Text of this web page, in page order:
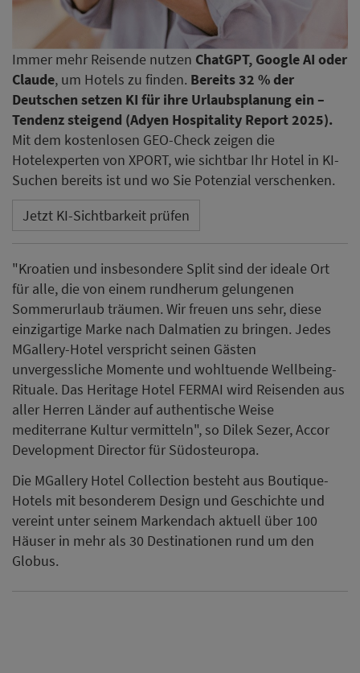
Immer mehr Reisende nutzen ChatGPT, Google AI oder
Claude, um Hotels zu finden. Bereits 32 % der
Deutschen setzen KI für ihre Urlaubsplanung ein –
Tendenz steigend (Adyen Hospitality Report 2025).
Mit dem kostenlosen GEO-Check zeigen die
Hotelexperten von XPORT, wie sichtbar Ihr Hotel in KI-
Suchen bereits ist und wo Sie Potenzial verschenken.
Jetzt KI-Sichtbarkeit prüfen
"Kroatien und insbesondere Split sind der ideale Ort
für alle, die von einem rundherum gelungenen
Sommerurlaub träumen. Wir freuen uns sehr, diese
einzigartige Marke nach Dalmatien zu bringen. Jedes
MGallery-Hotel verspricht seinen Gästen
unvergessliche Momente und wohltuende Wellbeing-
Rituale. Das Heritage Hotel FERMAI wird Reisenden aus
aller Herren Länder auf authentische Weise
mediterrane Kultur vermitteln", so Dilek Sezer, Accor
Development Director für Südosteuropa.
Die MGallery Hotel Collection besteht aus Boutique-
Hotels mit besonderem Design und Geschichte und
vereint unter seinem Markendach aktuell über 100
Häuser in mehr als 30 Destinationen rund um den
Globus.